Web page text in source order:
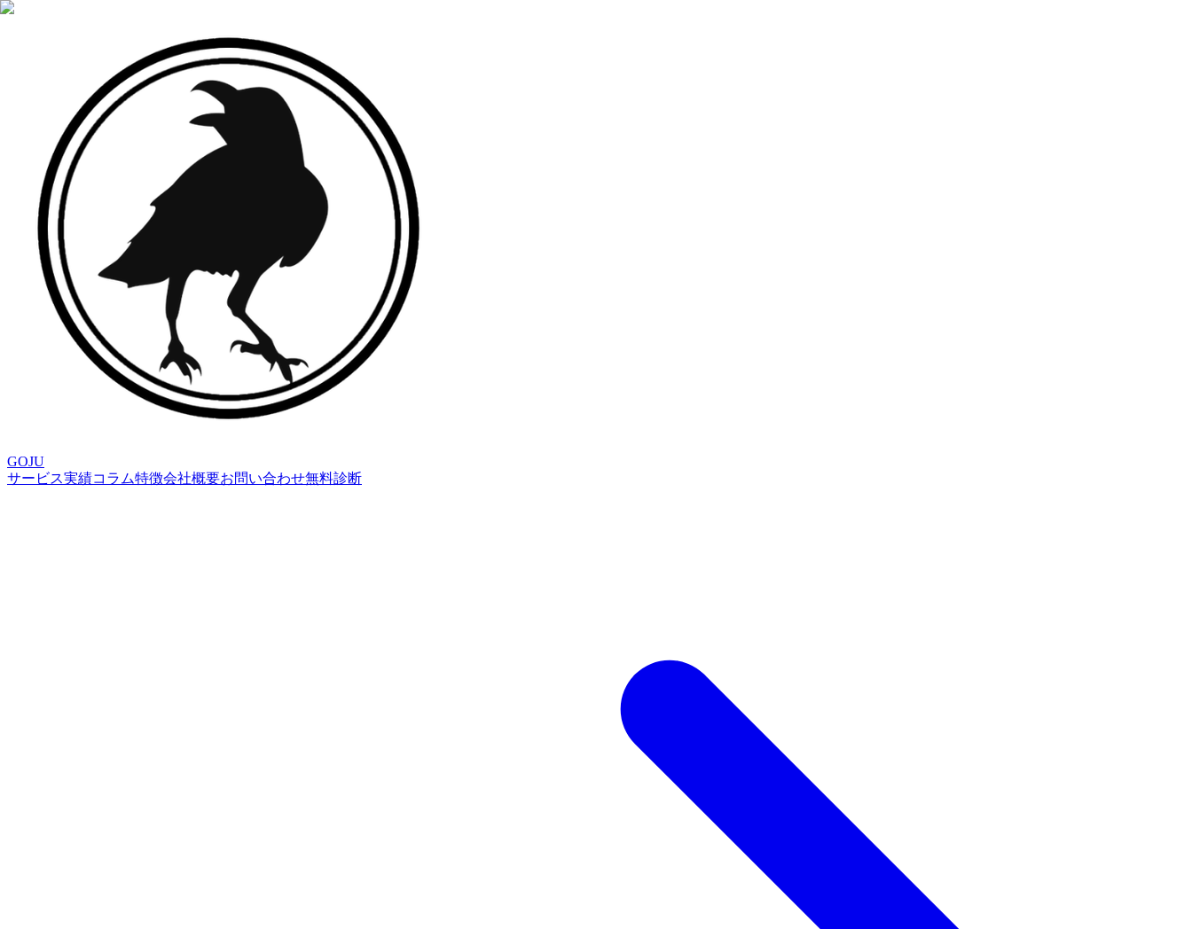
GOJU
サービス実績コラム特徴会社概要お問い合わせ無料診断